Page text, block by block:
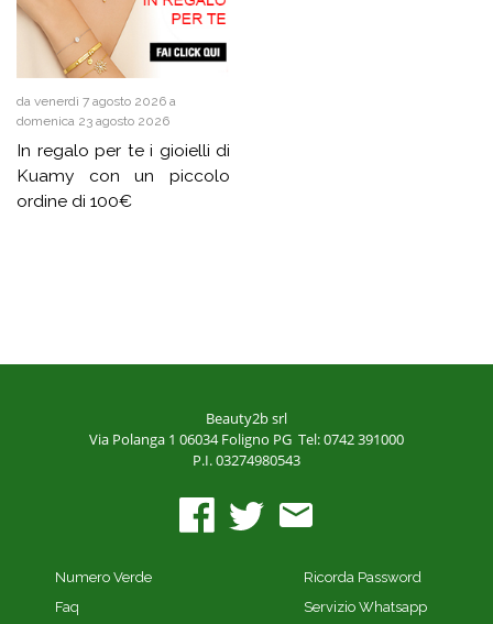
da venerdì 7 agosto 2026 a
domenica 23 agosto 2026
In regalo per te i gioielli di
Kuamy con un piccolo
ordine di 100€
Beauty2b srl
Via Polanga 1 06034 Foligno PG Tel: 0742 391000
P.I. 03274980543
Numero Verde
Faq
Ricorda Password
Servizio Whatsapp